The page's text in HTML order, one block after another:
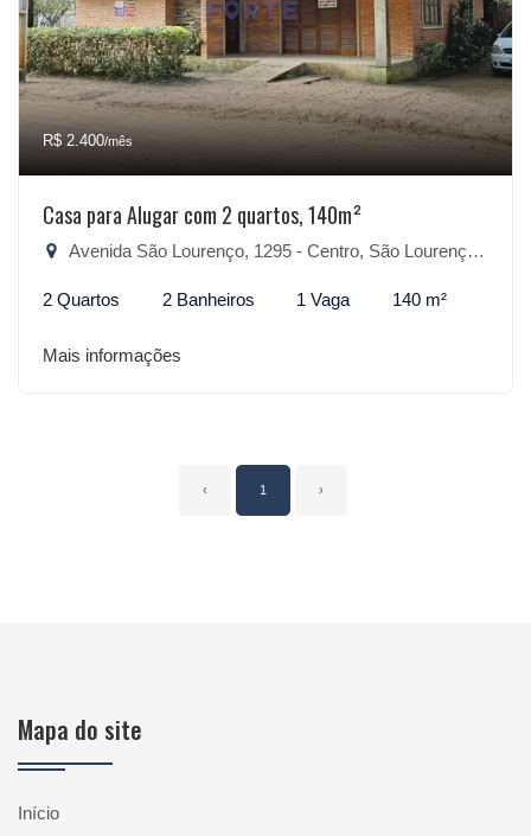
R$ 2.400/mês
Casa para Alugar com 2 quartos, 140m²
Avenida São Lourenço, 1295 - Centro, São Lourenço do Sul-RS
2 Quartos 2 Banheiros 1 Vaga 140 m²
Mais informações
‹ 1 ›
Mapa do site
Início